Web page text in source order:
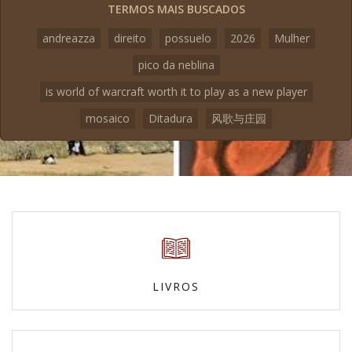
TERMOS MAIS BUSCADOS
andreazza
direito possuelo 2026
Mulher
pico da neblina
is world of warcraft worth it to play as a new player
mosaico
Ditadura 风歌与庄园
LIVROS